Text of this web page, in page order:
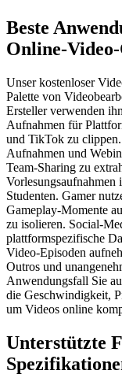
Beste
Online-
Unser kostenloser
Palette von
Ersteller verwenden
Aufnahmen für
und TikTok zu
Aufnahmen und
Team-Sharing zu
Vorlesungsaufnahmen
Studenten. Gamer
Gameplay-Momente
zu isolieren. Social-
plattformspezifische
Video-Episoden
Outros und
Anwendungsfall Sie
die Geschwindigkeit,
um Videos online
Unterstützte